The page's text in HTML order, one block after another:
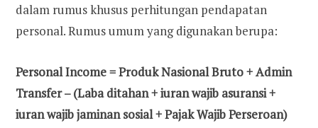
dalam rumus khusus perhitungan pendapatan
personal. Rumus umum yang digunakan berupa:
Personal Income = Produk Nasional Bruto + Admin
Transfer – (Laba ditahan + iuran wajib asuransi +
iuran wajib jaminan sosial + Pajak Wajib Perseroan)